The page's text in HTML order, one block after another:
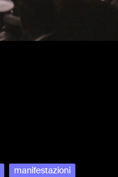
manifestazioni